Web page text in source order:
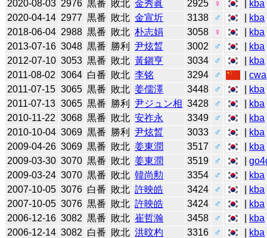
2020-08-03 2976 黒番 敗北 金秀眞 2925 ♀ kba
2020-04-14 2977 黒番 敗北 金宣圻 3138 ♂ kba
2018-06-04 2988 黒番 敗北 朴志娟 3058 ♀ kba
2013-07-16 3048 黒番 勝利 尹炫晳 3002 ♂ kba
2012-07-10 3053 黒番 敗北 黃鎭亨 3034 ♂ kba
2011-08-02 3064 白番 敗北 李铭 3294 ♂ |cwa
2011-07-15 3065 黒番 敗北 姜儒澤 3448 ♂ kba
2011-07-13 3065 黒番 勝利 尹ジュン相 3428 ♂ kba
2010-11-22 3068 黒番 敗北 安祚永 3349 ♂ kba
2010-10-04 3069 黒番 勝利 尹炫晳 3033 ♂ kba
2009-04-26 3069 黒番 敗北 姜東潤 3517 ♂ kba
2009-03-30 3070 黒番 敗北 姜東潤 3519 ♂ |
2009-03-24 3070 黒番 敗北 韓尚勲 3354 ♂ kba
2007-10-05 3076 白番 敗北 許映皓 3424 ♂ kba
2007-10-05 3076 黒番 敗北 許映皓 3424 ♂ kba
2006-12-16 3082 黒番 敗北 崔哲瀚 3458 ♂ kba
2006-12-14 3082 白番 敗北 洪旼杓 3316 ♂ kba